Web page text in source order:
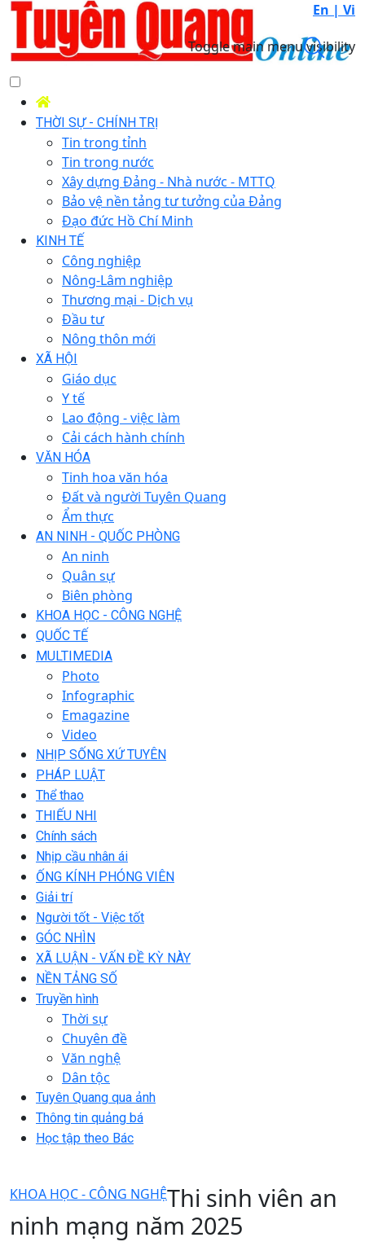
En | Vi
Toggle main menu visibility
THỜI SỰ - CHÍNH TRỊ
Tin trong tỉnh
Tin trong nước
Xây dựng Đảng - Nhà nước - MTTQ
Bảo vệ nền tảng tư tưởng của Đảng
Đạo đức Hồ Chí Minh
KINH TẾ
Công nghiệp
Nông-Lâm nghiệp
Thương mại - Dịch vụ
Đầu tư
Nông thôn mới
XÃ HỘI
Giáo dục
Y tế
Lao động - việc làm
Cải cách hành chính
VĂN HÓA
Tinh hoa văn hóa
Đất và người Tuyên Quang
Ẩm thực
AN NINH - QUỐC PHÒNG
An ninh
Quân sự
Biên phòng
KHOA HỌC - CÔNG NGHỆ
QUỐC TẾ
MULTIMEDIA
Photo
Infographic
Emagazine
Video
NHỊP SỐNG XỨ TUYÊN
PHÁP LUẬT
Thể thao
THIẾU NHI
Chính sách
Nhịp cầu nhân ái
ỐNG KÍNH PHÓNG VIÊN
Giải trí
Người tốt - Việc tốt
GÓC NHÌN
XÃ LUẬN - VẤN ĐỀ KỲ NÀY
NỀN TẢNG SỐ
Truyền hình
Thời sự
Chuyên đề
Văn nghệ
Dân tộc
Tuyên Quang qua ảnh
Thông tin quảng bá
Học tập theo Bác
KHOA HỌC - CÔNG NGHỆThi sinh viên an
ninh mạng năm 2025